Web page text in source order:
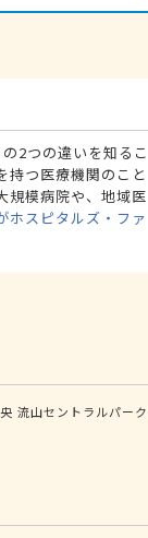
2つの違いを知るこ
持つ医療機関のこと
規模病院や、地域医
ホスピタルズ・ファ
流山セントラルパーク